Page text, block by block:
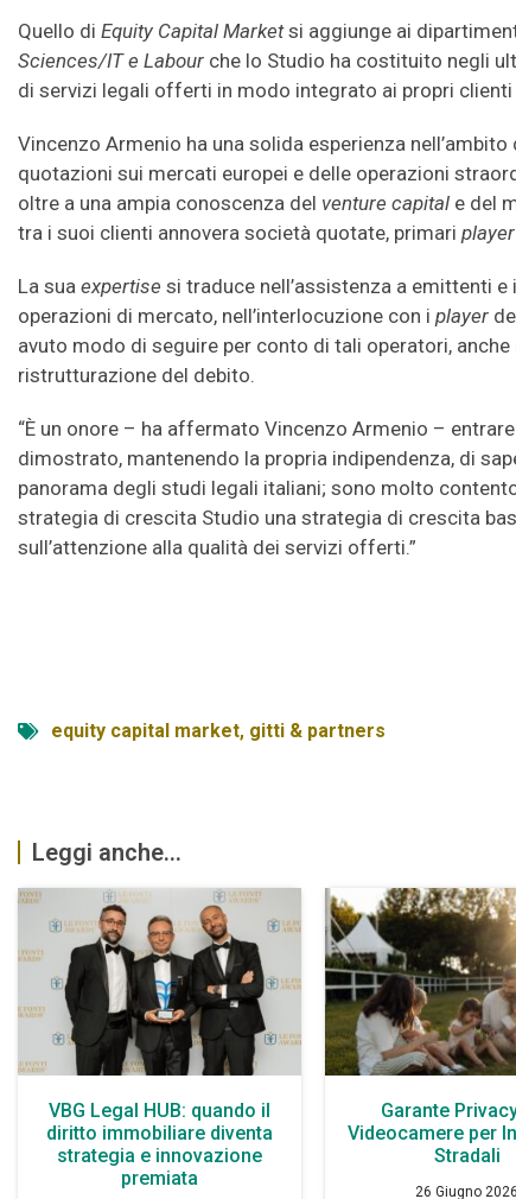
Quello di Equity Capital Marketsi aggiunge ai
Sciences/IT e Labour che lo Studio ha costituito negli
di servizi legali offerti in modo integrato ai propri clienti
Vincenzo Armenio ha una solida esperienza
quotazioni sui mercati europei e delle operazioni
oltre a una ampia conoscenza del venture capital e del
tra i suoi clienti annovera società quotate, primari player
La sua expertise si traduce nell’assistenza a emittenti
operazioni di mercato, nell’interlocuzione con i player
avuto modo di seguire per conto di tali operatori, anche
ristrutturazione del debito.
“È un onore – ha affermato Vincenzo Armenio –
dimostrato, mantenendo la propria indipendenza, di
panorama degli studi legali italiani; sono molto
strategia di crescita Studio una strategia di crescita
sull’attenzione alla qualità dei servizi offerti.”
equity capital market, gitti & partners
Leggi anche...
VBG Legal HUB: quando il
diritto immobiliare diventa
strategia e innovazione
premiata
Garante
Videocamere per
Stradali
26 Giugno 2026